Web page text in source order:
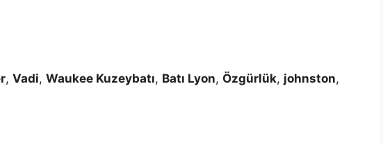
, Vadi, Waukee Kuzeybatı, Batı Lyon, Özgürlük, johnston,